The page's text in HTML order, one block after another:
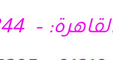
– 33044844